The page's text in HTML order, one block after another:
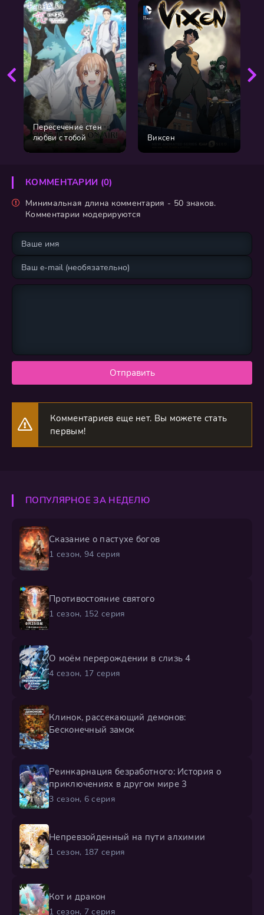
Пересечение стен
любви с тобой
Виксен
КОММЕНТАРИИ (0)
Минимальная длина комментария - 50 знаков.
Комментарии модерируются
Отправить
Комментариев еще нет. Вы можете стать
первым!
ПОПУЛЯРНОЕ ЗА НЕДЕЛЮ
Сказание о пастухе богов
1 сезон, 94 серия
Противостояние святого
1 сезон, 152 серия
О моём перерождении в слизь 4
4 сезон, 17 серия
Клинок, рассекающий демонов:
Бесконечный замок
Реинкарнация безработного: История о
приключениях в другом мире 3
3 сезон, 6 серия
Непревзойденный на пути алхимии
1 сезон, 187 серия
Кот и дракон
1 сезон, 7 серия